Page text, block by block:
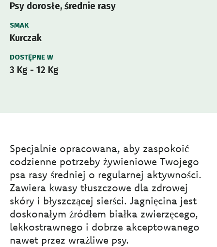
Psy dorosłe, średnie rasy
SMAK
Kurczak
DOSTĘPNE W
3 Kg - 12 Kg
Specjalnie opracowana, aby zaspokoić
codzienne potrzeby żywieniowe Twojego
psa rasy średniej o regularnej aktywności.
Zawiera kwasy tłuszczowe dla zdrowej
skóry i błyszczącej sierści. Jagnięcina jest
doskonałym źródłem białka zwierzęcego,
lekkostrawnego i dobrze akceptowanego
nawet przez wrażliwe psy.